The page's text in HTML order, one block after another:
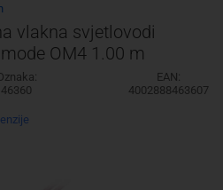
vlakna svjetlovodi
OM4 1.00 m
46360
EAN:
4002888463607